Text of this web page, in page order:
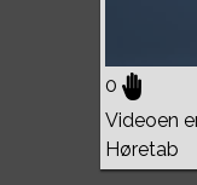
0
Videoen
Høretab